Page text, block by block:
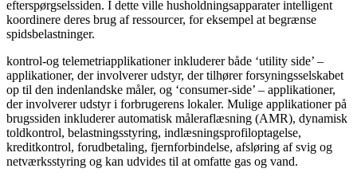
efterspørgselssiden. I dette ville husholdningsapparater intelligent
koordinere deres brug af ressourcer, for eksempel at begrænse
spidsbelastninger.
kontrol-og telemetriapplikationer inkluderer både ‘utility side’ –
applikationer, der involverer udstyr, der tilhører forsyningsselskabet
op til den indenlandske måler, og ‘consumer-side’ – applikationer,
der involverer udstyr i forbrugerens lokaler. Mulige applikationer på
brugssiden inkluderer automatisk måleraflæsning (AMR), dynamisk
toldkontrol, belastningsstyring, indlæsningsprofiloptagelse,
kreditkontrol, forudbetaling, fjernforbindelse, afsløring af svig og
netværksstyring og kan udvides til at omfatte gas og vand.